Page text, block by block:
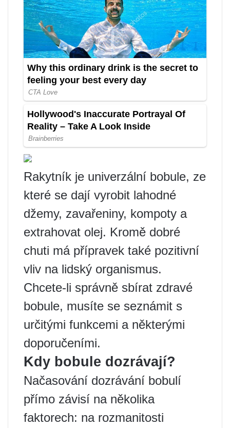
Rakytník je univerzální bobule, ze
které se dají vyrobit lahodné
džemy, zavařeniny, kompoty a
extrahovat olej. Kromě dobré
chuti má přípravek také pozitivní
vliv na lidský organismus.
Chcete-li správně sbírat zdravé
bobule, musíte se seznámit s
určitými funkcemi a některými
doporučeními.
Kdy bobule dozrávají?
Načasování dozrávání bobulí
přímo závisí na několika
faktorech: na rozmanitosti